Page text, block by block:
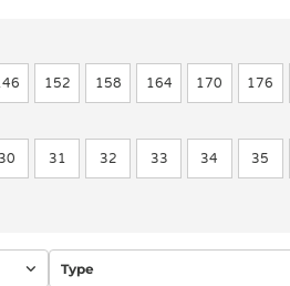
152 158 164 170 176
31 32 33 34 35
Type